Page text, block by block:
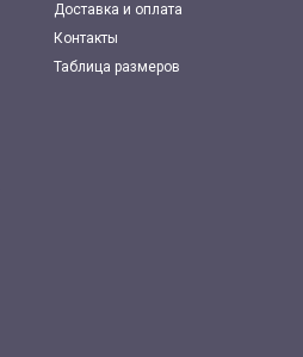
Доставка и оплата
Контакты
Таблица размеров